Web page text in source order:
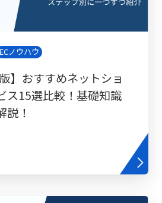
ECノウハウ
】おすすめネットショ
ス15選比較！基礎知識
説！